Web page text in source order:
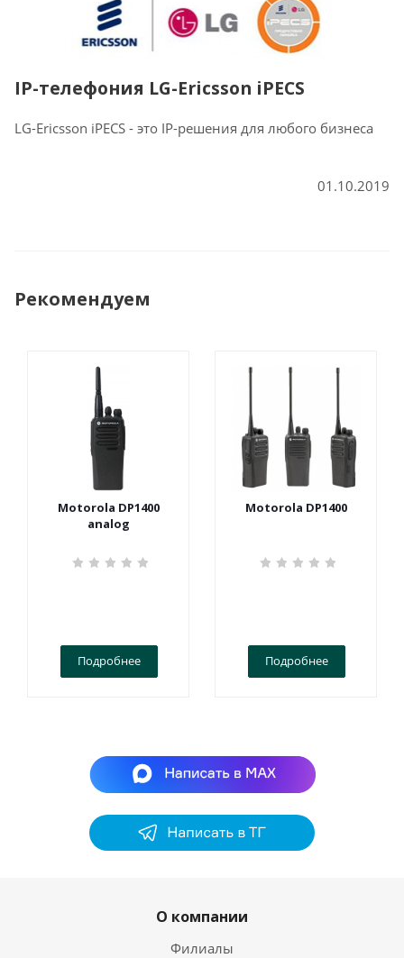
IP-телефония LG-Ericsson iPECS
LG-Ericsson iPECS - это IP-решения для любого бизнеса
01.10.2019
Рекомендуем
Motorola DP1400
analog
Подробнее
Motorola DP1400
Подробнее
О компании
Филиалы